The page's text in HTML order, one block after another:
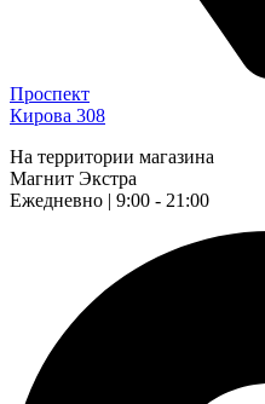
Проспект
Кирова 308
На территории магазина
Магнит Экстра
Ежедневно | 9:00 - 21:00